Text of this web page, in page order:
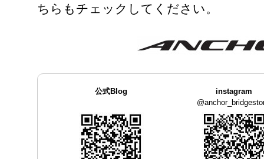
ちらもチェックしてください。
公式Blog
instagram